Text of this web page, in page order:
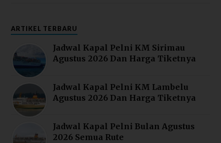
ARTIKEL TERBARU
Jadwal Kapal Pelni KM Sirimau
Agustus 2026 Dan Harga Tiketnya
Jadwal Kapal Pelni KM Lambelu
Agustus 2026 Dan Harga Tiketnya
Jadwal Kapal Pelni Bulan Agustus
2026 Semua Rute